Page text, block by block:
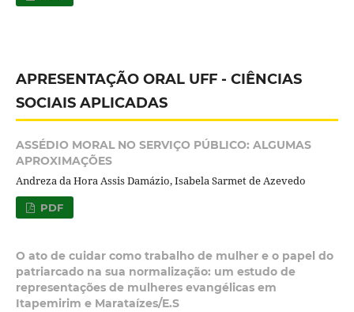
APRESENTAÇÃO ORAL UFF - CIÊNCIAS
SOCIAIS APLICADAS
ASSÉDIO MORAL NO SERVIÇO PÚBLICO: ALGUMAS
APROXIMAÇÕES
Andreza da Hora Assis Damázio, Isabela Sarmet de Azevedo
PDF
O ato de cuidar como trabalho de mulher e o papel do
patriarcado na sua normalização: um estudo de
representações de mulheres evangélicas em
Itapemirim e Marataízes/E.S